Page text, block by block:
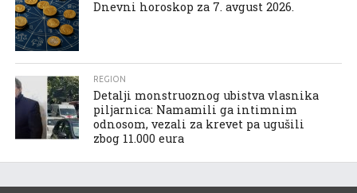
Dnevni horoskop za 7. avgust 2026.
REGION
Detalji monstruoznog ubistva vlasnika
piljarnica: Namamili ga intimnim
odnosom, vezali za krevet pa ugušili
zbog 11.000 eura